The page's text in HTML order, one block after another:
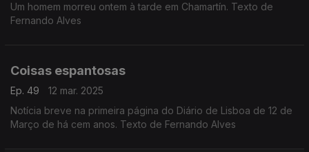
Um homem morreu ontem à tarde em Chamartín. Texto de
Fernando Alves
Coisas espantosas
Ep. 49
12 mar. 2025
Notícia breve na primeira página do Diário de Lisboa de 12 de
Março de há cem anos. Texto de Fernando Alves